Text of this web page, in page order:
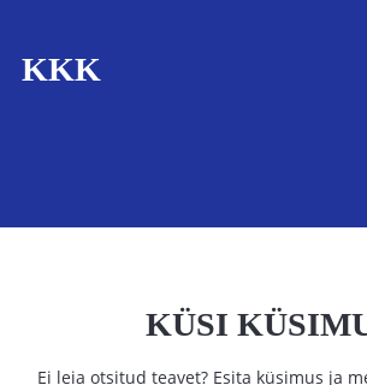
KKK
KÜSI
Ei leia otsitud teavet? Esita küsimus ja